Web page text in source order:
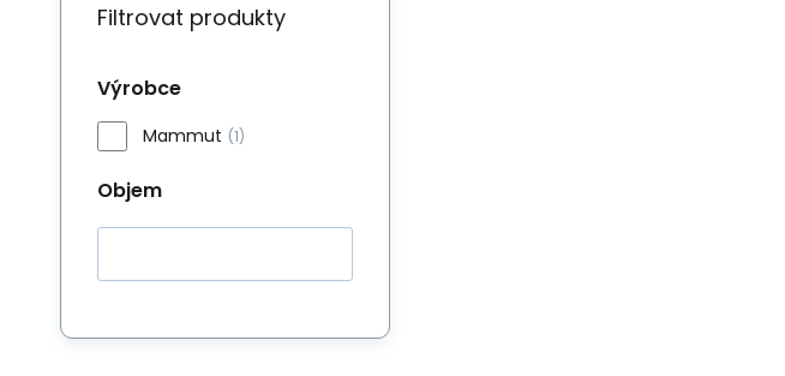
Filtrovat produkty
Výrobce
Mammut (1)
Objem